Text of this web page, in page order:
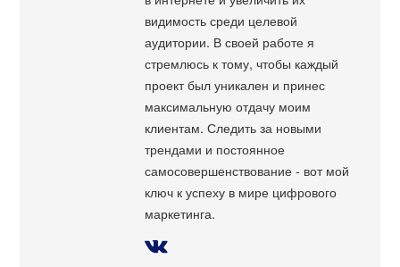
видимость среди целевой
аудитории. В своей работе я
стремлюсь к тому, чтобы каждый
проект был уникален и принес
максимальную отдачу моим
клиентам. Следить за новыми
трендами и постоянное
самосовершенствование - вот мой
ключ к успеху в мире цифрового
маркетинга.